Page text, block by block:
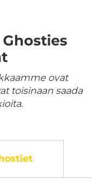
ovat
toisinaan saada